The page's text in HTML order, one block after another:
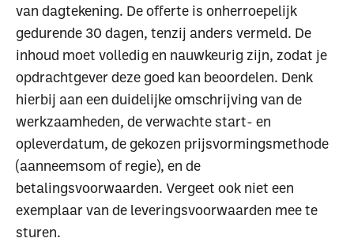
van dagtekening. De offerte is onherroepelijk
gedurende 30 dagen, tenzij anders vermeld. De
inhoud moet volledig en nauwkeurig zijn, zodat je
opdrachtgever deze goed kan beoordelen. Denk
hierbij aan een duidelijke omschrijving van de
werkzaamheden, de verwachte start- en
opleverdatum, de gekozen prijsvormingsmethode
(aanneemsom of regie), en de
betalingsvoorwaarden. Vergeet ook niet een
exemplaar van de leveringsvoorwaarden mee te
sturen.